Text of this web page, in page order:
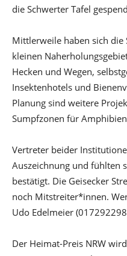
die Schwerter Tafel
Mittlerweile haben sich die
kleinen
Hecken und Wegen,
Insektenhotels und
Planung sind weitere
Sumpfzonen für
Vertreter beider
Auszeichnung und fühlten
bestätigt. Die Geisecker
noch Mitstreiter*innen.
Udo Edelmeier
Der Heimat-Preis NRW